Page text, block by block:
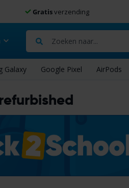
Gratisverzending
Zoeken
Galaxy Google Pixel AirPods